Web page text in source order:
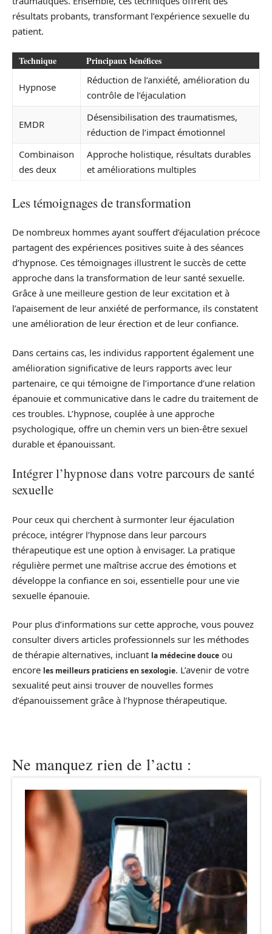
résultats probants, transformant l’expérience sexuelle du
patient.
Technique Principaux bénéfices
Hypnose
Réduction de l’anxiété, amélioration du
contrôle de l’éjaculation
EMDR
Désensibilisation des traumatismes,
réduction de l’impact émotionnel
Combinaison
des deux
Approche holistique, résultats durables
et améliorations multiples
Les témoignages de transformation
De nombreux hommes ayant souffert d’éjaculation précoce
partagent des expériences positives suite à des séances
d’hypnose. Ces témoignages illustrent le succès de cette
approche dans la transformation de leur santé sexuelle.
Grâce à une meilleure gestion de leur excitation et à
l’apaisement de leur anxiété de performance, ils constatent
une amélioration de leur érection et de leur confiance.
Dans certains cas, les individus rapportent également une
amélioration significative de leurs rapports avec leur
partenaire, ce qui témoigne de l’importance d’une relation
épanouie et communicative dans le cadre du traitement de
ces troubles. L’hypnose, couplée à une approche
psychologique, offre un chemin vers un bien-être sexuel
durable et épanouissant.
Intégrer l’hypnose dans votre parcours de santé
sexuelle
Pour ceux qui cherchent à surmonter leur éjaculation
précoce, intégrer l’hypnose dans leur parcours
thérapeutique est une option à envisager. La pratique
régulière permet une maîtrise accrue des émotions et
développe la confiance en soi, essentielle pour une vie
sexuelle épanouie.
Pour plus d’informations sur cette approche, vous pouvez
consulter divers articles professionnels sur les méthodes
de thérapie alternatives, incluant la médecine douce ou
encore les meilleurs praticiens en sexologie. L’avenir de votre
sexualité peut ainsi trouver de nouvelles formes
d’épanouissement grâce à l’hypnose thérapeutique.
Ne manquez rien de l’actu :